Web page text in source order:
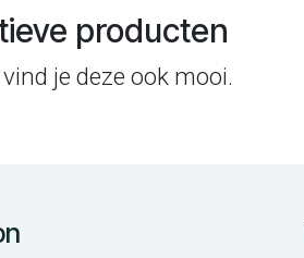
producten
je deze ook mooi.